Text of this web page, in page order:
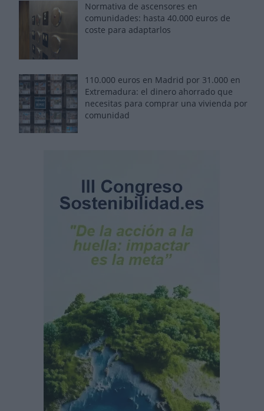
Normativa de ascensores en
comunidades: hasta 40.000 euros de
coste para adaptarlos
110.000 euros en Madrid por 31.000 en
Extremadura: el dinero ahorrado que
necesitas para comprar una vivienda por
comunidad